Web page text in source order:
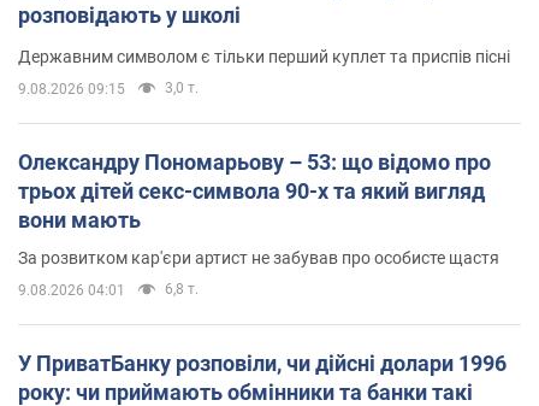
розповідають у школі
Державним символом є тільки перший куплет та приспів пісні
9.08.2026 09:15 3,0 т.
Олександру Пономарьову – 53: що відомо про
трьох дітей секс-символа 90-х та який вигляд
вони мають
За розвитком кар'єри артист не забував про особисте щастя
9.08.2026 04:01 6,8 т.
У ПриватБанку розповіли, чи дійсні долари 1996
року: чи приймають обмінники та банки такі